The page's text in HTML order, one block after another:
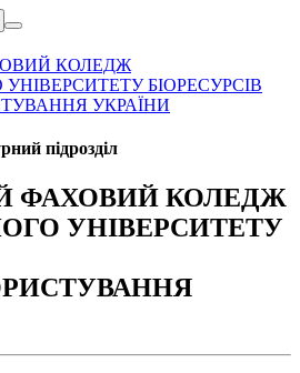
підрозділ
ФАХОВИЙ КОЛЕДЖ
УНІВЕРСИТЕТУ